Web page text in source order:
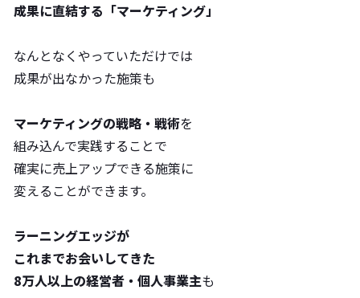
成果に直結する「マーケティング」
なんとなくやっていただけでは
成果が出なかった施策も
マーケティングの戦略・戦術を
組み込んで実践することで
確実に売上アップできる施策に
変えることができます。
ラーニングエッジが
これまでお会いしてきた
8万人以上の経営者・個人事業主も